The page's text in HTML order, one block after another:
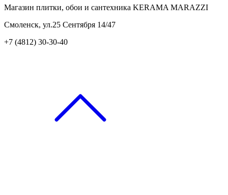
Магазин плитки, обои и сантехника KERAMA MARAZZI
Смоленск, ул.25 Сентября 14/47
+7 (4812) 30-30-40